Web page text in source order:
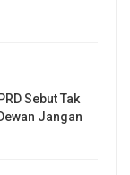
Sebut Tak
Jangan